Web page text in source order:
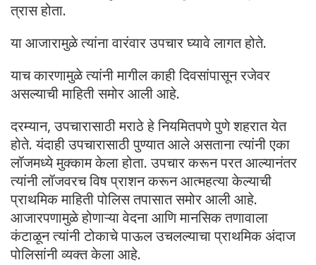
त्रास होता.
या आजारामुळे त्यांना वारंवार उपचार घ्यावे लागत होते.
याच कारणामुळे त्यांनी मागील काही दिवसांपासून रजेवर
असल्याची माहिती समोर आली आहे.
दरम्यान, उपचारासाठी मराठे हे नियमितपणे पुणे शहरात येत
होते. यंदाही उपचारासाठी पुण्यात आले असताना त्यांनी एका
लॉजमध्ये मुक्काम केला होता. उपचार करून परत आल्यानंतर
त्यांनी लॉजवरच विष प्राशन करून आत्महत्या केल्याची
प्राथमिक माहिती पोलिस तपासात समोर आली आहे.
आजारपणामुळे होणाऱ्या वेदना आणि मानसिक तणावाला
कंटाळून त्यांनी टोकाचे पाऊल उचलल्याचा प्राथमिक अंदाज
पोलिसांनी व्यक्त केला आहे.